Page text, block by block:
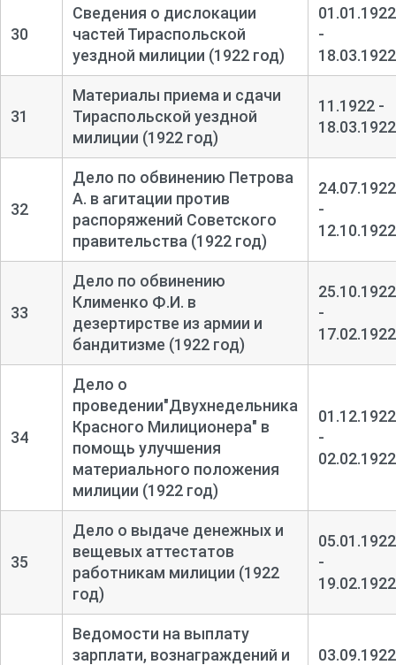
30
Сведения о дислокации
частей Тираспольской
уездной милиции (1922 год)
01.01.1922
-
18.03.1922
31
Материалы приема и сдачи
Тираспольской уездной
милиции (1922 год)
11.1922 -
18.03.1922
32
Дело по обвинению Петрова
А. в агитации против
распоряжений Советского
правительства (1922 год)
24.07.1922
-
12.10.1922
33
Дело по обвинению
Клименко Ф.И. в
дезертирстве из армии и
бандитизме (1922 год)
25.10.1922
-
17.02.1922
34
Дело о
проведении"Двухнедельника
Красного Милиционера" в
помощь улучшения
материального положения
милиции (1922 год)
01.12.1922
-
02.02.1922
35
Дело о выдаче денежных и
вещевых аттестатов
работникам милиции (1922
год)
05.01.1922
-
19.02.1922
Ведомости на выплату
зарплати, вознаграждений и
03.09.1922